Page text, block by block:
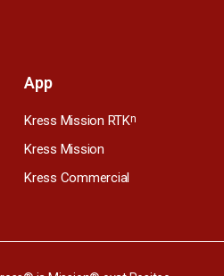
App
Kress Mission RTKn
Kress Mission
Kress Commercial